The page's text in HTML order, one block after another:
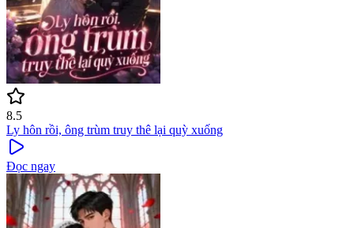
8.5
Ly hôn rồi, ông trùm truy thê lại quỳ xuống
Đọc ngay